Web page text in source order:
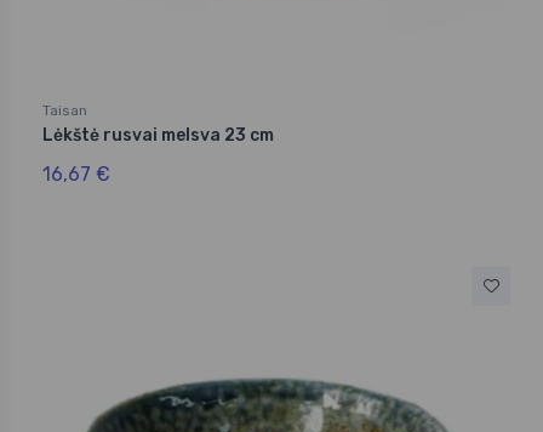
Taisan
Lėkštė rusvai melsva 23 cm
16,67 €